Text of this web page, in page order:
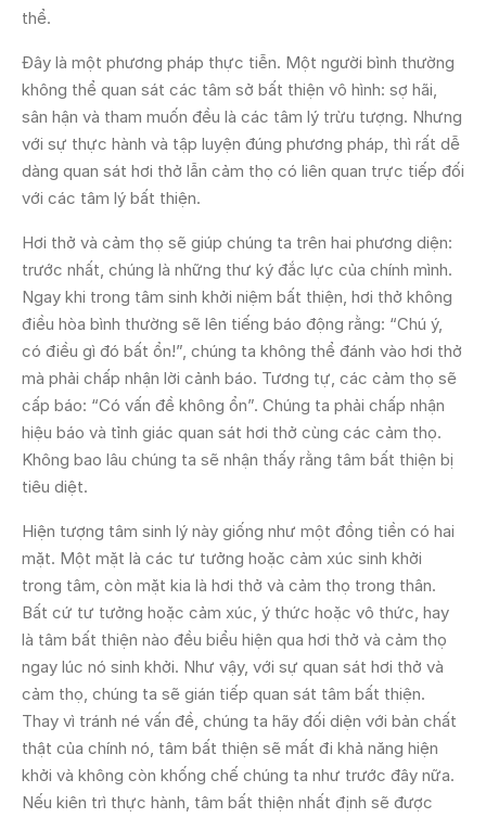
thể.
Đây là một phương pháp thực tiễn. Một người bình thường
không thể quan sát các tâm sở bất thiện vô hình: sợ hãi,
sân hận và tham muốn đều là các tâm lý trừu tượng. Nhưng
với sự thực hành và tập luyện đúng phương pháp, thì rất dễ
dàng quan sát hơi thở lẫn cảm thọ có liên quan trực tiếp đối
với các tâm lý bất thiện.
Hơi thở và cảm thọ sẽ giúp chúng ta trên hai phương diện:
trước nhất, chúng là những thư ký đắc lực của chính mình.
Ngay khi trong tâm sinh khởi niệm bất thiện, hơi thở không
điều hòa bình thường sẽ lên tiếng báo động rằng: “Chú ý,
có điều gì đó bất ổn!”, chúng ta không thể đánh vào hơi thở
mà phải chấp nhận lời cảnh báo. Tương tự, các cảm thọ sẽ
cấp báo: “Có vấn đề không ổn”. Chúng ta phải chấp nhận
hiệu báo và tỉnh giác quan sát hơi thở cùng các cảm thọ.
Không bao lâu chúng ta sẽ nhận thấy rằng tâm bất thiện bị
tiêu diệt.
Hiện tượng tâm sinh lý này giống như một đồng tiền có hai
mặt. Một mặt là các tư tưởng hoặc cảm xúc sinh khởi
trong tâm, còn mặt kia là hơi thở và cảm thọ trong thân.
Bất cứ tư tưởng hoặc cảm xúc, ý thức hoặc vô thức, hay
là tâm bất thiện nào đều biểu hiện qua hơi thở và cảm thọ
ngay lúc nó sinh khởi. Như vậy, với sự quan sát hơi thở và
cảm thọ, chúng ta sẽ gián tiếp quan sát tâm bất thiện.
Thay vì tránh né vấn đề, chúng ta hãy đối diện với bản chất
thật của chính nó, tâm bất thiện sẽ mất đi khả năng hiện
khởi và không còn khống chế chúng ta như trước đây nữa.
Nếu kiên trì thực hành, tâm bất thiện nhất định sẽ được